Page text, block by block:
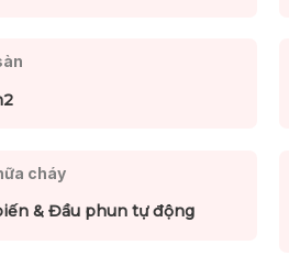
cháy
& Đầu phun tự động